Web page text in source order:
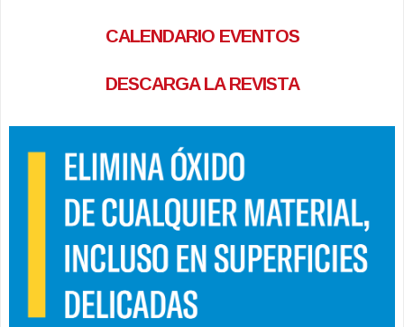
CALENDARIO EVENTOS
DESCARGA LA REVISTA